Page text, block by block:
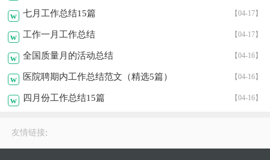
w 【04-17】
七月工作总结15篇
w 【04-17】
工作一月工作总结
w 【04-16】
全国质量月的活动总结
w 【04-16】
医院聘期内工作总结范文（精选5篇）
w 【04-16】
四月份工作总结15篇
友情链接: